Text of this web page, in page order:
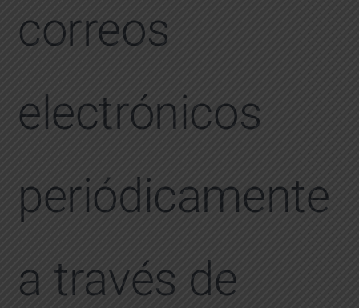
correos
electrónicos
periódicamente
a través de